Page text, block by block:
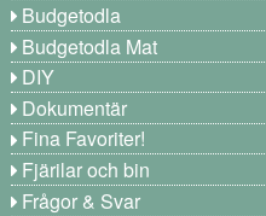
Budgetodla
Budgetodla Mat
DIY
Dokumentär
Fina Favoriter!
Fjärilar och bin
Frågor & Svar